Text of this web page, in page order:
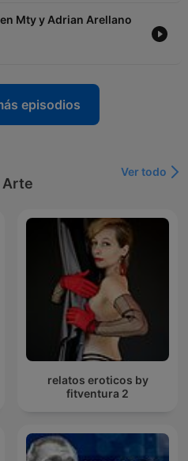
Mty y Adrian Arellano
episodios
Arte
Ver todo
relatos eroticos by
fitventura 2